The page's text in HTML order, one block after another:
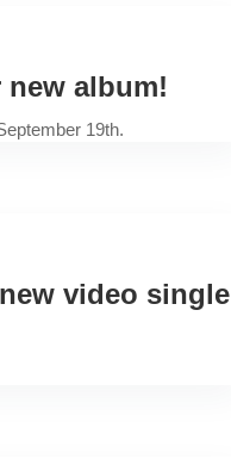
new album!
19th.
video single